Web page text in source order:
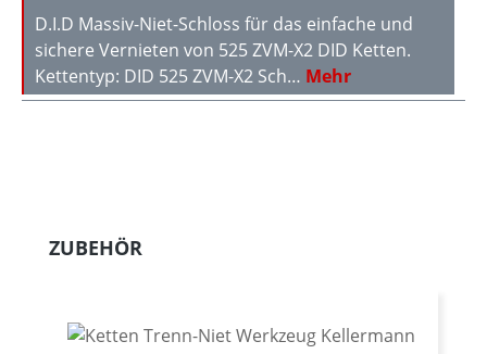
D.I.D Massiv-Niet-Schloss für das einfache und
sichere Vernieten von 525 ZVM-X2 DID Ketten.
Kettentyp: DID 525 ZVM-X2 Sch… Mehr
Produktgalerie überspringen
ZUBEHÖR